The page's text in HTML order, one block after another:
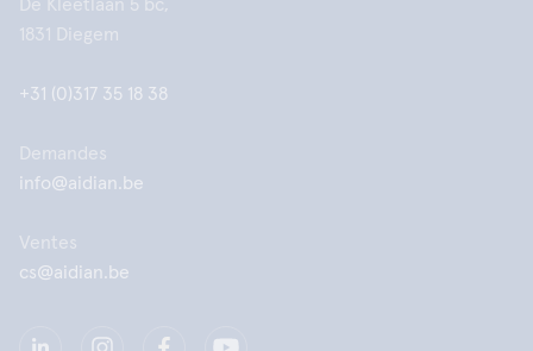
De Kleetlaan 5 bc,
1831 Diegem
+31 (0)317 35 18 38
Demandes
info@aidian.be
Ventes
cs@aidian.be